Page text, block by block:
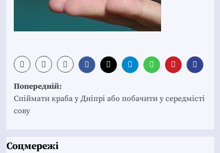
Post
navigation
Попередній:
Спіймати краба у Дніпрі або побачити у середмісті
сову
Соцмережі